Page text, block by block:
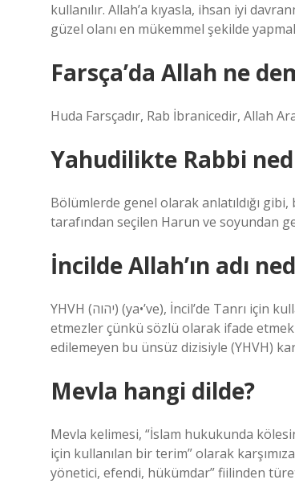
kullanılır. Allah’a kıyasla, ihsan iyi
güzel olanı en mükemmel şekilde
Farsça’da Allah ne
Huda Farsçadır, Rab İbranicedir, Allah
Yahudilikte Rabbi
Bölümlerde genel olarak anlatıldığı
tarafından seçilen Harun ve soyundan
İncilde Allah’ın adı
YHVH (יהוה) (ya•’ve), İncil’de Tanrı için kullanılan birincil İbranice isimdir. Yahudiler genellikle bu ismi telaffuz
etmezler çünkü sözlü olarak ifade
edilemeyen bu ünsüz dizisiyle (YHVH)
Mevla hangi dilde?
Mevla kelimesi, “İslam hukukunda
için kullanılan bir terim” olarak
yönetici, efendi, hükümdar” fiilinden